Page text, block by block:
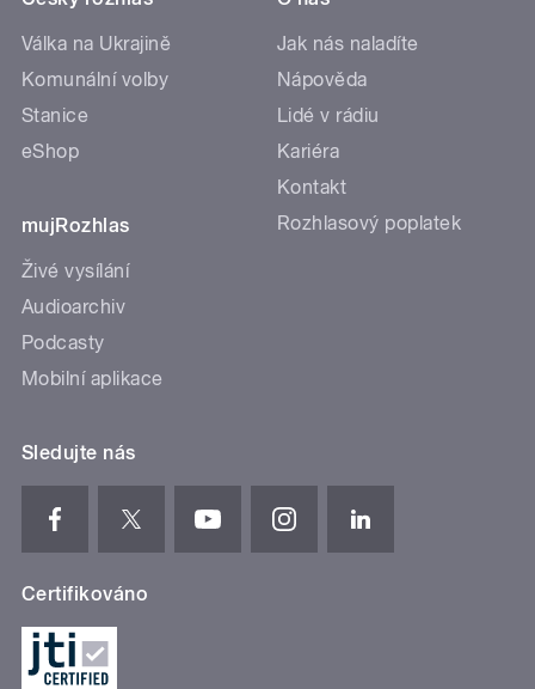
Válka na Ukrajině
Komunální volby
Stanice
eShop
mujRozhlas
Živé vysílání
Audioarchiv
Podcasty
Mobilní aplikace
Jak nás naladíte
Nápověda
Lidé v rádiu
Kariéra
Kontakt
Rozhlasový poplatek
Sledujte nás
Certifikováno